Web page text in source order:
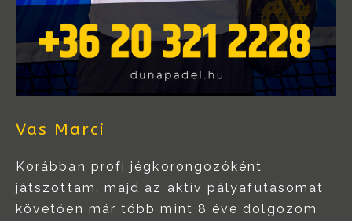
Vas Marci
Korábban profi jégkorongozóként
játszottam, majd az aktív pályafutásomat
követően már több mint 8 éve dolgozom